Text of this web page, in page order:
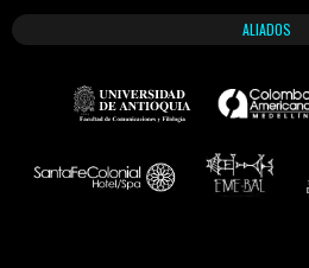
ALIADOS